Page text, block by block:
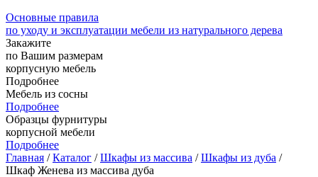
Основные правила
по уходу и эксплуатации мебели из натурального дерева
Закажите
по Вашим размерам
корпусную мебель
Подробнее
Мебель из сосны
Подробнее
Образцы фурнитуры
корпусной мебели
Подробнее
Главная /Каталог /Шкафы из массива /Шкафы из дуба /
Шкаф Женева из массива дуба